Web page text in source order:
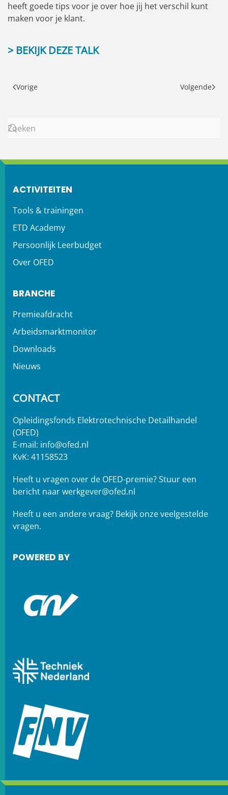
heeft goede tips voor je over hoe jij het verschil kunt
maken voor je klant.
> BEKIJK DEZE TALK
Vorige Volgende
ACTIVITEITEN
Tools & trainingen
ETD Academy
Persoonlijk Leerbudget
Over OFED
BRANCHE
Premieafdracht
Arbeidsmarktmonitor
Downloads
Nieuws
CONTACT
Opleidingsfonds Elektrotechnische Detailhandel
(OFED)
E-mail: info@ofed.nl
KvK: 41158523
Heeft u vragen over de OFED-premie? Stuur een
bericht naarwerkgever@ofed.nl
Heeft u een andere vraag? Bekijk onze veelgestelde
vragen.
POWERED BY